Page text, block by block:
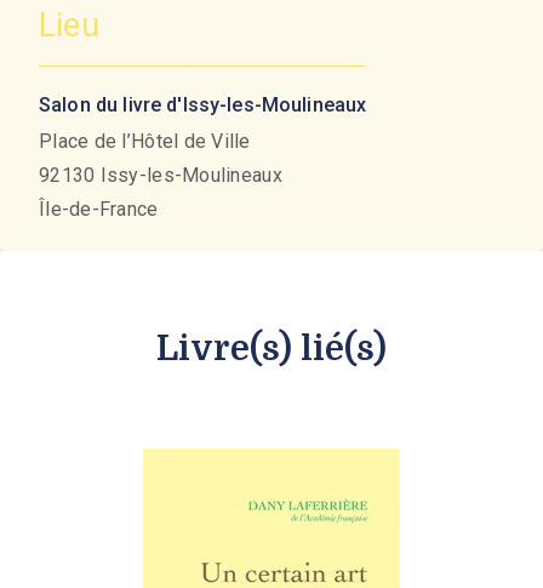
Lieu
Salon du livre d'Issy-les-Moulineaux
Place de l’Hôtel de Ville
92130 Issy-les-Moulineaux
Île-de-France
Livre(s) lié(s)